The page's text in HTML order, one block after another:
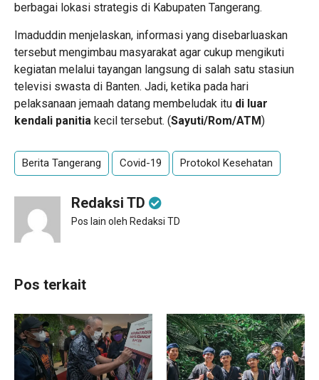
berbagai lokasi strategis di Kabupaten Tangerang.
Imaduddin menjelaskan, informasi yang disebarluaskan
tersebut mengimbau masyarakat agar cukup mengikuti
kegiatan melalui tayangan langsung di salah satu stasiun
televisi swasta di Banten. Jadi, ketika pada hari
pelaksanaan jemaah datang membeludak itu di luar
kendali panitia kecil tersebut. (Sayuti/Rom/ATM)
Berita Tangerang Covid-19 Protokol Kesehatan
Redaksi TD
Pos lain oleh Redaksi TD
Pos terkait